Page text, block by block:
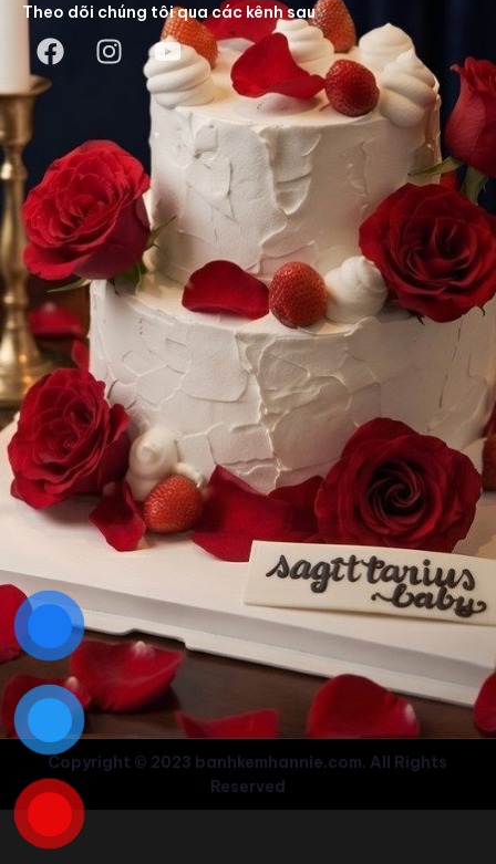
Theo dõi chúng tôi qua các kênh sau
Copyright © 2023 banhkemhannie.com. All Rights
Reserved